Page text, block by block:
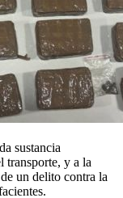
sustancia
transporte, y a la
un delito contra la